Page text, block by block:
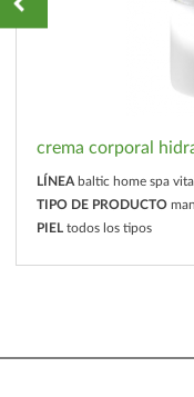
crema corporal
LÍNEA baltic home spa
TIPO DE PRODUCTO
PIEL todos los tipos